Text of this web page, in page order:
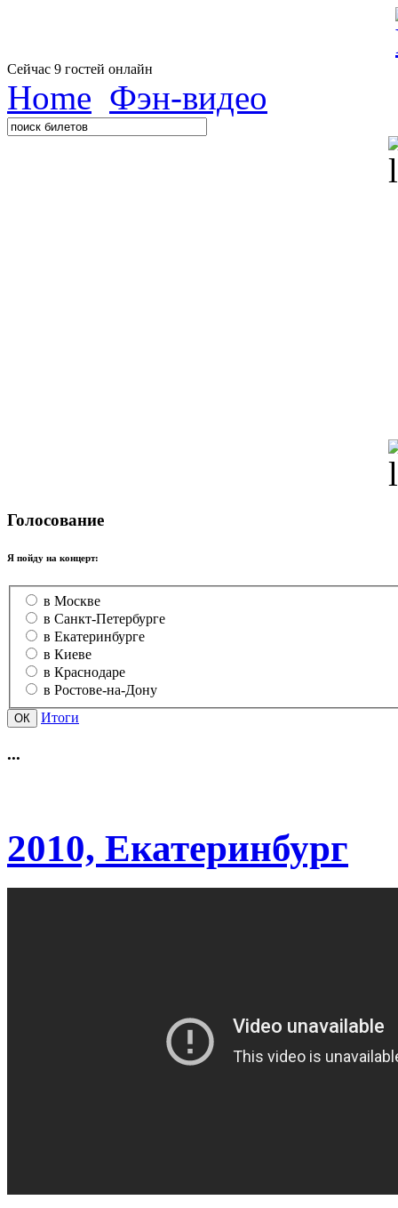
Сейчас 9 гостей онлайн
Home Фэн-видео
Голосование
Я пойду на концерт:
в Москве
в Санкт-Петербурге
в Екатеринбурге
в Киеве
в Краснодаре
в Ростове-на-Дону
Итоги
...
2010, Екатеринбург